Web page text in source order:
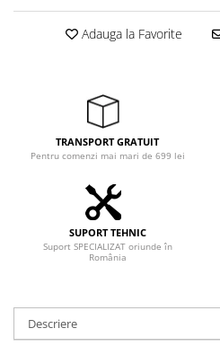
Casti
Componente PC
Placi Video
CPU
Adauga la Favorite
TRANSPORT GRATUIT
Pentru comenzi mai mari de 699 lei
SUPORT TEHNIC
Suport SPECIALIZAT oriunde în
România
Descriere